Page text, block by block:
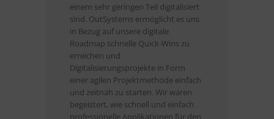
einem sehr geringen Teil digitalisiert
sind. OutSystems ermöglicht es uns
in Bezug auf unsere digitale
Roadmap schnelle Quick-Wins zu
erreichen und
Digitalisierungsprojekte in Form
einer agilen Projektmethode einfach
und zeitnah zu starten. Wir waren
begeistert, wie schnell und einfach
professionelle Applikationen für den